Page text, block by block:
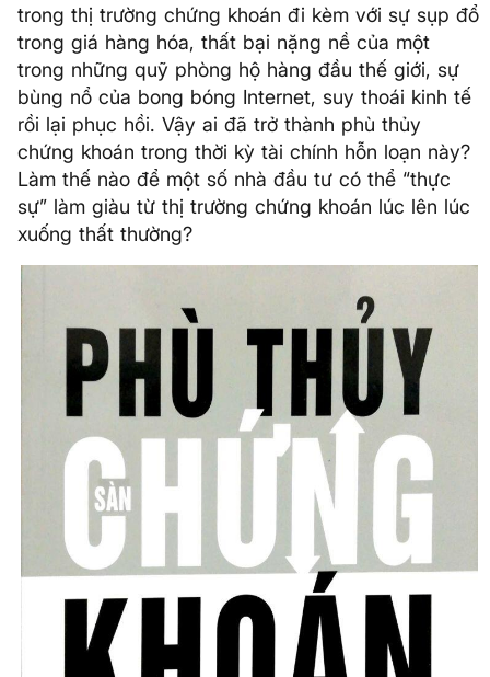
trong thị trường chứng khoán đi kèm với sự sụp đổ
trong giá hàng hóa, thất bại nặng nề của một
trong những quỹ phòng hộ hàng đầu thế giới, sự
bùng nổ của bong bóng Internet, suy thoái kinh tế
rồi lại phục hồi. Vậy ai đã trở thành phù thủy
chứng khoán trong thời kỳ tài chính hỗn loạn này?
Làm thế nào để một số nhà đầu tư có thể “thực
sự” làm giàu từ thị trường chứng khoán lúc lên lúc
xuống thất thường?